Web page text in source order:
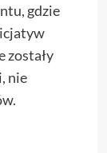
gdzie
zostały
nie